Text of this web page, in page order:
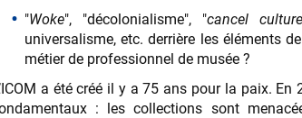
"Woke", "décolonialisme", "cancel culture
universalisme, etc. derrière les éléments
métier de professionnel de musée ?
a été créé il y a 75 ans pour la paix.
: les collections sont